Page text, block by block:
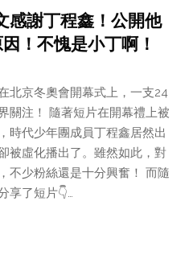
感謝丁程鑫！公開他
！不愧是小丁啊！
北京冬奧會開幕式上，一支24
關注！ 隨著短片在開幕禮上被
時代少年團成員丁程鑫居然出
被虛化播出了。雖然如此，對
不少粉絲還是十分興奮！ 而隨
享了短片👇…